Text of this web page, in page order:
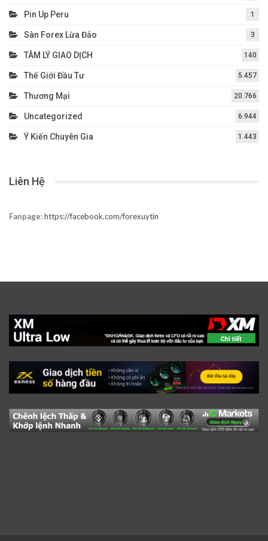
Pin Up Peru 1
Sàn Forex Lừa Đảo 3
TÂM LÝ GIAO DỊCH 140
Thế Giới Đầu Tư 5.457
Thương Mại 20.766
Uncategorized 6.944
Ý Kiến Chuyên Gia 1.443
Liên Hệ
Fanpage:https://facebook.com/forexuytin